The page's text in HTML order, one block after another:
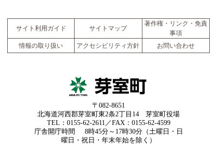
サイト利用ガイド サイトマップ
著作権・リンク・免責
事項
情報の取り扱い
アクセシビリティ方針 お問い合わせ
〒082-8651
北海道河西郡芽室町東2条2丁目14 芽室町役場
TEL：0155-62-2611／FAX：0155-62-4599
庁舎開庁時間
8時45分～17時30分（土曜日・日
曜日・祝日・年末年始を除く）